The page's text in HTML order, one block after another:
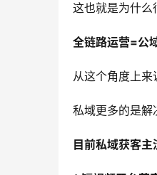
这也就是为什么
全链路运营=公
从这个角度上来
私域更多的是解
目前私域获客主